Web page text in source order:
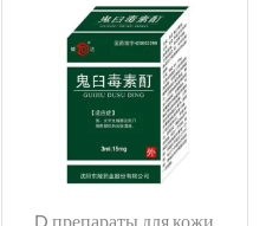
D препараты для кожи